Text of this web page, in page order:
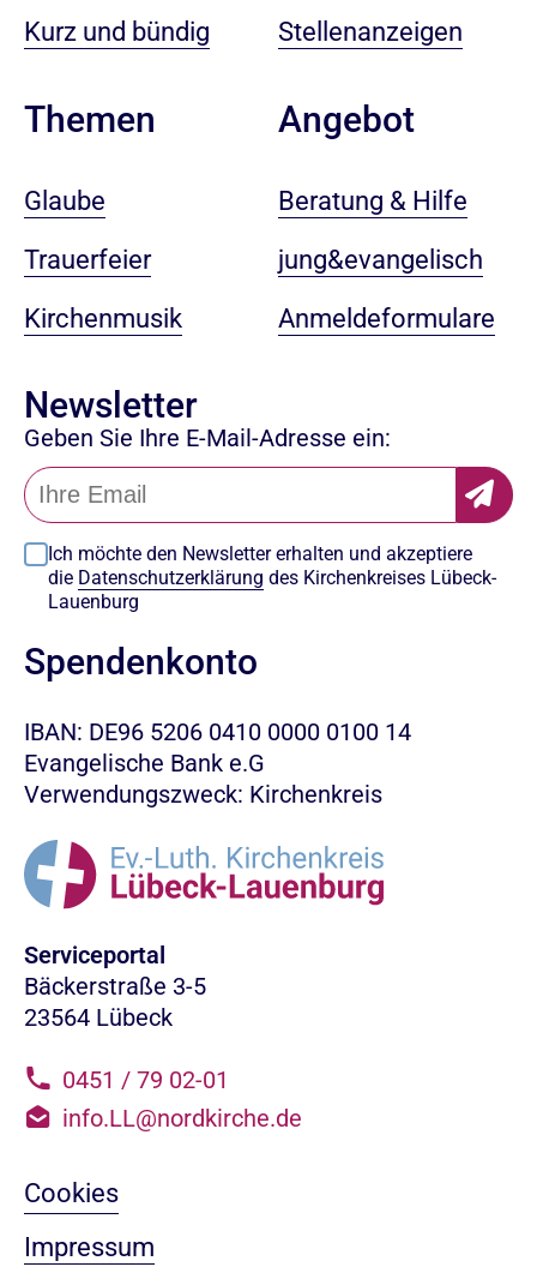
Kurz und bündig
Themen
Glaube
Trauerfeier
Kirchenmusik
Stellenanzeigen
Angebot
Beratung & Hilfe
jung&evangelisch
Anmeldeformulare
Newsletter
Geben Sie Ihre E-Mail-Adresse ein:
Ich möchte den Newsletter erhalten und akzeptiere
die Datenschutzerklärung des Kirchenkreises Lübeck-
Lauenburg
Spendenkonto
IBAN: DE96 5206 0410 0000 0100 14
Evangelische Bank e.G
Verwendungszweck: Kirchenkreis
Serviceportal
Bäckerstraße 3-5
23564 Lübeck
0451 / 79 02-01
info.LL@nordkirche.de
Cookies
Impressum